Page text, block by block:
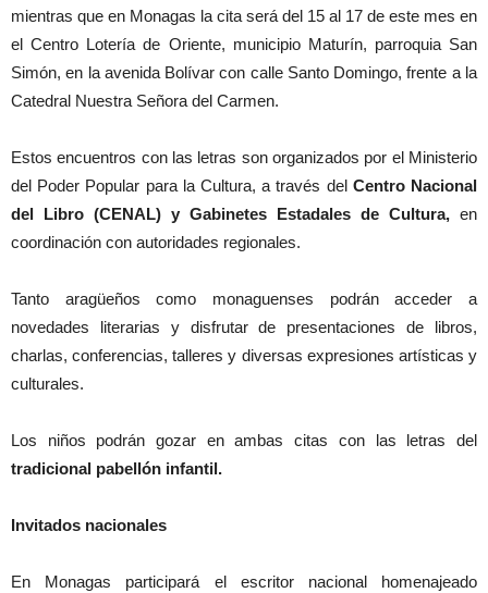
mientras que en Monagas la cita será del 15 al 17 de este mes en
el Centro Lotería de Oriente, municipio Maturín, parroquia San
Simón, en la avenida Bolívar con calle Santo Domingo, frente a la
Catedral Nuestra Señora del Carmen.
Estos encuentros con las letras son organizados por el Ministerio
del Poder Popular para la Cultura, a través del Centro Nacional
del Libro (CENAL) y Gabinetes Estadales de Cultura, en
coordinación con autoridades regionales.
Tanto aragüeños como monaguenses podrán acceder a
novedades literarias y disfrutar de presentaciones de libros,
charlas, conferencias, talleres y diversas expresiones artísticas y
culturales.
Los niños podrán gozar en ambas citas con las letras del
tradicional pabellón infantil.
Invitados nacionales
En Monagas participará el escritor nacional homenajeado